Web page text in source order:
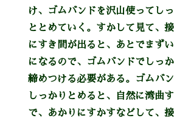
け、ゴムバンドを沢山使ってし
ととめていく。すかして見て、
にすき間が出ると、あとでまず
になるので、ゴムバンドでしっ
締めつける必要がある。ゴムバ
しっかりとめると、自然に湾曲
で、あかりにすかすなどして、